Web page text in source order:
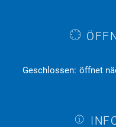
Klicken, um weitere
Geschlossen: öffnet